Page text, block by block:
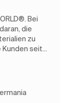
Bei
die
zu
seit...